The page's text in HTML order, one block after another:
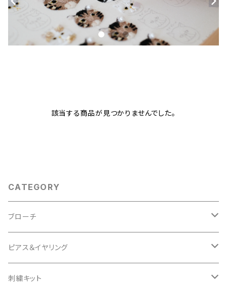
該当する商品が見つかりませんでした。
CATEGORY
ブローチ
Animal
Cat
Insect
ピアス＆イヤリング
mocomoco
刺繍キット